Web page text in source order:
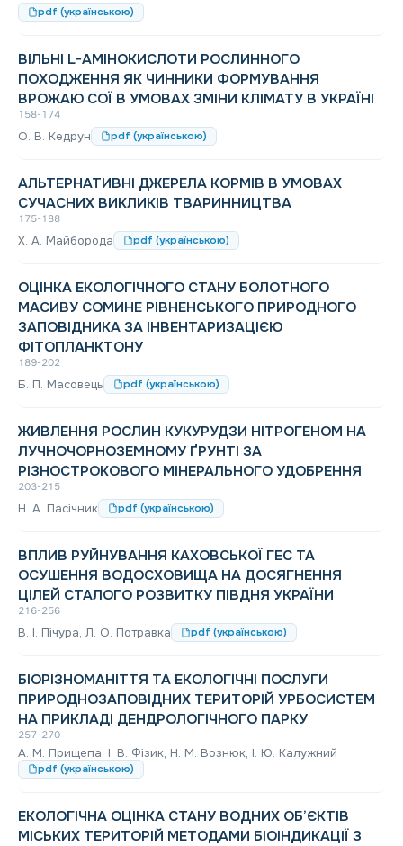
pdf (українською)
ВІЛЬНІ L-АМІНОКИСЛОТИ РОСЛИННОГО
ПОХОДЖЕННЯ ЯК ЧИННИКИ ФОРМУВАННЯ
ВРОЖАЮ СОЇ В УМОВАХ ЗМІНИ КЛІМАТУ В УКРАЇНІ
158-174
О. В. Кедрун pdf (українською)
АЛЬТЕРНАТИВНІ ДЖЕРЕЛА КОРМІВ В УМОВАХ
СУЧАСНИХ ВИКЛИКІВ ТВАРИННИЦТВА
175-188
Х. А. Майборода pdf (українською)
ОЦІНКА ЕКОЛОГІЧНОГО СТАНУ БОЛОТНОГО
МАСИВУ СОМИНЕ РІВНЕНСЬКОГО ПРИРОДНОГО
ЗАПОВІДНИКА ЗА ІНВЕНТАРИЗАЦІЄЮ
ФІТОПЛАНКТОНУ
189-202
Б. П. Масовець pdf (українською)
ЖИВЛЕННЯ РОСЛИН КУКУРУДЗИ НІТРОГЕНОМ НА
ЛУЧНОЧОРНОЗЕМНОМУ ҐРУНТІ ЗА
РІЗНОСТРОКОВОГО МІНЕРАЛЬНОГО УДОБРЕННЯ
203-215
Н. А. Пасічник pdf (українською)
ВПЛИВ РУЙНУВАННЯ КАХОВСЬКОЇ ГЕС ТА
ОСУШЕННЯ ВОДОСХОВИЩА НА ДОСЯГНЕННЯ
ЦІЛЕЙ СТАЛОГО РОЗВИТКУ ПІВДНЯ УКРАЇНИ
216-256
В. І. Пічура, Л. О. Потравка pdf (українською)
БІОРІЗНОМАНІТТЯ ТА ЕКОЛОГІЧНІ ПОСЛУГИ
ПРИРОДНОЗАПОВІДНИХ ТЕРИТОРІЙ УРБОСИСТЕМ
НА ПРИКЛАДІ ДЕНДРОЛОГІЧНОГО ПАРКУ
257-270
A. M. Прищепа, І. В. Фізик, Н. М. Вознюк, І. Ю. Калужний
pdf (українською)
ЕКОЛОГІЧНА ОЦІНКА СТАНУ ВОДНИХ ОБ’ЄКТІВ
МІСЬКИХ ТЕРИТОРІЙ МЕТОДАМИ БІОІНДИКАЦІЇ З